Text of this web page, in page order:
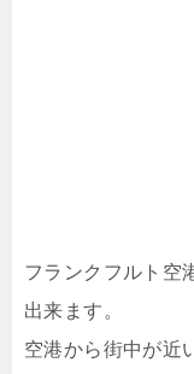
フランクフルト空
出来ます。
空港から街中が近